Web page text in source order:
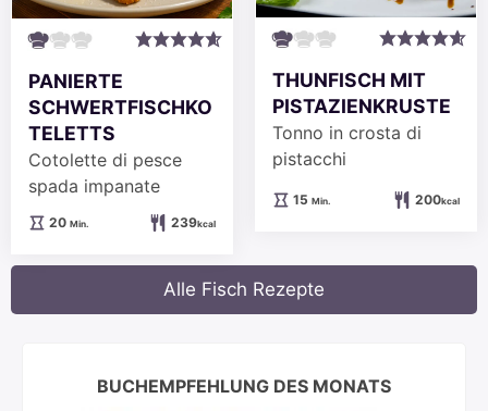
PANIERTE
SCHWERTFISCHKO
TELETTS
Cotolette di pesce
spada impanate
20Minuten
Min. 239kcal
THUNFISCH MIT
PISTAZIENKRUSTE
Tonno in crosta di
pistacchi
15Minuten
Min. 200kcal
Alle Fisch Rezepte
BUCHEMPFEHLUNG DES MONATS